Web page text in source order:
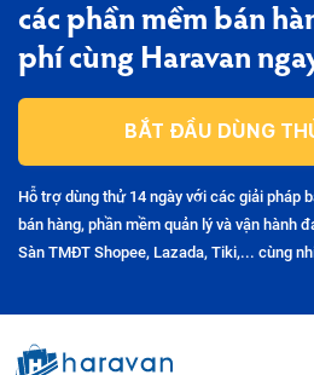
các phần mềm bán
phí cùng Haravan
BẮT ĐẦU DÙNG
Hỗ trợ dùng thử 14 ngày với các giải pháp
bán hàng, phần mềm quản lý và vận hành
Sàn TMĐT Shopee, Lazada, Tiki,... cùng